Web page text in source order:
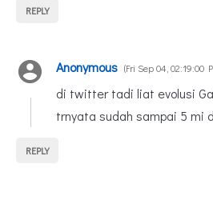
REPLY
Anonymous Fri Sep 04, 02:19:00
di twitter tadi liat evolusi
trnyata sudah sampai 5 mi
REPLY